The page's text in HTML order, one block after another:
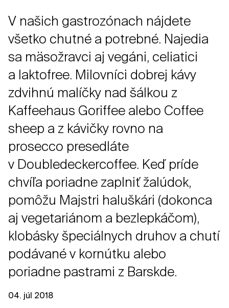
V našich gastrozónach nájdete
všetko chutné a potrebné. Najedia
sa mäsožravci aj vegáni, celiatici
a laktofree. Milovníci dobrej kávy
zdvihnú malíčky nad šálkou z
Kaffeehaus Goriffee alebo Coffee
sheep a z kávičky rovno na
prosecco presedláte
v Doubledeckercoffee. Keď príde
chvíľa poriadne zaplniť žalúdok,
pomôžu Majstri haluškári (dokonca
aj vegetariánom a bezlepkáčom),
klobásky špeciálnych druhov a chutí
podávané v kornútku alebo
poriadne pastrami z Barskde.
04. júl 2018